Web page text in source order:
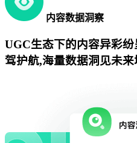
内容数据洞察
UGC生态下的内容异彩
驾护航,海量数据洞见未来